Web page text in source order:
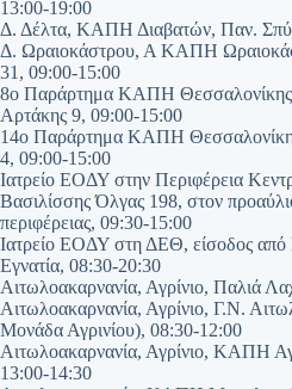
13:00-19:00
Δ. Δέλτα, ΚΑΠΗ Διαβατών, Παν.
Δ. Ωραιοκάστρου, Α ΚΑΠΗ
31, 09:00-15:00
8ο Παράρτημα ΚΑΠΗ
Αρτάκης 9, 09:00-15:00
14ο Παράρτημα ΚΑΠΗ
4, 09:00-15:00
Ιατρείο ΕΟΔΥ στην Περιφέρεια
Βασιλίσσης Όλγας 198, στον
περιφέρειας, 09:30-15:00
Ιατρείο ΕΟΔΥ στη ΔΕΘ, είσοδος
Εγνατία, 08:30-20:30
Αιτωλοακαρνανία, Αγρίνιο, Παλιά
Αιτωλοακαρνανία, Αγρίνιο, Γ.Ν.
Μονάδα Αγρινίου), 08:30-12:00
Αιτωλοακαρνανία, Αγρίνιο, ΚΑΠΗ
13:00-14:30